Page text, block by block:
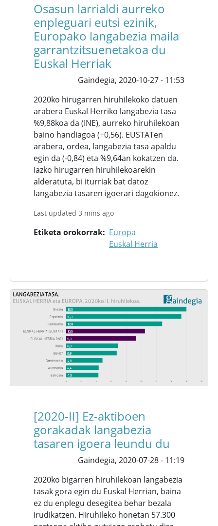
Osasun larrialdi aurreko
enpleguari eutsi ezinik,
Europako langabezia maila
garrantzitsuenetakoa du
Euskal Herriak
Gaindegia, 2020-10-27 - 11:53
2020ko hirugarren hiruhilekoko datuen
arabera Euskal Herriko langabezia tasa
%9,88koa da (INE), aurreko hiruhilekoan
baino handiagoa (+0,56). EUSTATen
arabera, ordea, langabezia tasa apaldu
egin da (-0,84) eta %9,64an kokatzen da.
Iazko hirugarren hiruhilekoarekin
alderatuta, bi iturriak bat datoz
langabezia tasaren igoerari dagokionez.
Last updated 3 mins ago
Etiketa orokorrak
Europa
Euskal Herria
[2020-II] Ez-aktiboen
gorakadak langabezia
tasaren igoera leundu du
Gaindegia, 2020-07-28 - 11:19
2020ko bigarren hiruhilekoan langabezia
tasak gora egin du Euskal Herrian, baina
ez du enplegu desegitea behar bezala
irudikatzen. Hiruhileko honetan 57.300